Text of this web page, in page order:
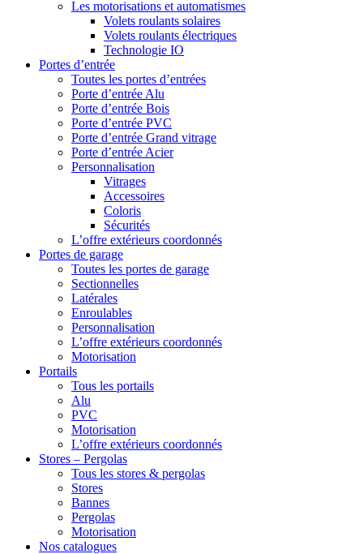
Les motorisations et automatismes
Volets roulants solaires
Volets roulants électriques
Technologie IO
Portes d’entrée
Toutes les portes d’entrées
Porte d’entrée Alu
Porte d’entrée Bois
Porte d’entrée PVC
Porte d’entrée Grand vitrage
Porte d’entrée Acier
Personnalisation
Vitrages
Accessoires
Coloris
Sécurités
L’offre extérieurs coordonnés
Portes de garage
Toutes les portes de garage
Sectionnelles
Latérales
Enroulables
Personnalisation
L’offre extérieurs coordonnés
Motorisation
Portails
Tous les portails
Alu
PVC
Motorisation
L’offre extérieurs coordonnés
Stores – Pergolas
Tous les stores & pergolas
Stores
Bannes
Pergolas
Motorisation
Nos catalogues